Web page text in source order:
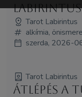
Labirintus
Tarot Labirintus
alkímia,
szerda, 2026-
Tarot Labirintus
Átlépés a